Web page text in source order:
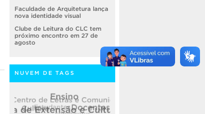
Faculdade de Arquitetura lança
nova identidade visual
Clube de Leitura do CLC tem
próximo encontro em 27 de
agosto
NUVEM DE TAGS